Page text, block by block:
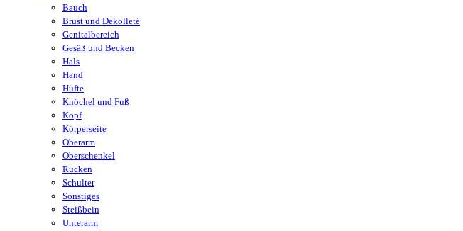
Bauch
Brust und Dekolleté
Genitalbereich
Gesäß und Becken
Hals
Hand
Hüfte
Knöchel und Fuß
Kopf
Körperseite
Oberarm
Oberschenkel
Rücken
Schulter
Sonstiges
Steißbein
Unterarm